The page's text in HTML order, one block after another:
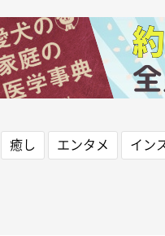
癒し エンタメ イン